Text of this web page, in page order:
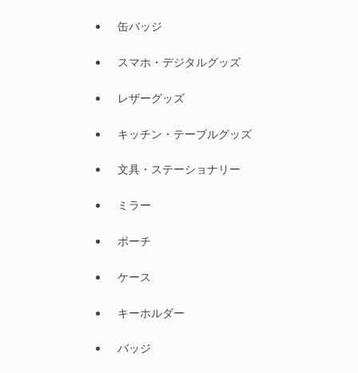
缶バッジ
スマホ・デジタルグッズ
レザーグッズ
キッチン・テーブルグッズ
文具・ステーショナリー
ミラー
ポーチ
ケース
キーホルダー
バッジ